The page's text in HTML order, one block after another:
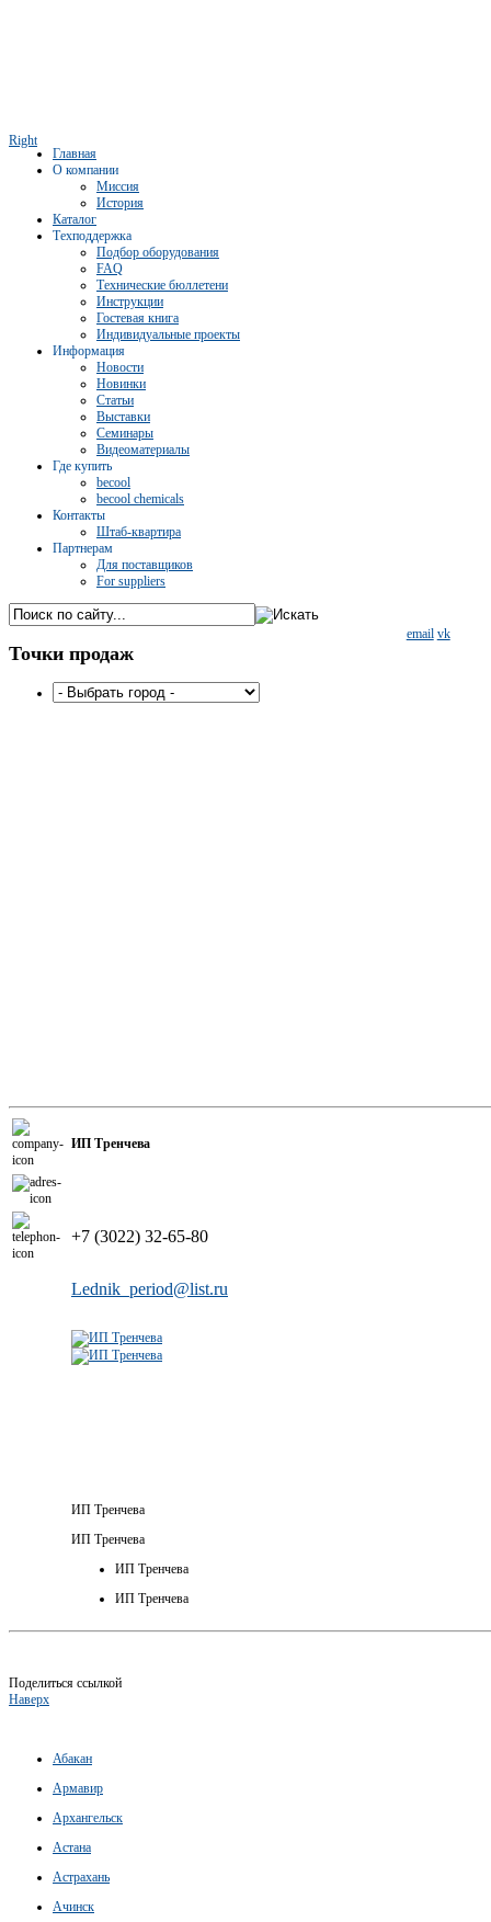
Right
Главная
О компании
Миссия
История
Каталог
Техподдержка
Подбор оборудования
FAQ
Технические бюллетени
Инструкции
Гостевая книга
Индивидуальные проекты
Информация
Новости
Новинки
Статьи
Выставки
Семинары
Видеоматериалы
Где купить
becool
becool chemicals
Контакты
Штаб-квартира
Партнерам
Для поставщиков
For suppliers
email vk
Точки продаж
ИП Тренчева
+7 (3022) 32-65-80
Lednik_period@list.ru
ИП Тренчева
ИП Тренчева
ИП Тренчева
ИП Тренчева
Поделиться ссылкой
Наверх
Абакан
Армавир
Архангельск
Астана
Астрахань
Ачинск